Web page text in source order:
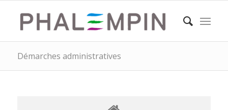
Démarches administratives